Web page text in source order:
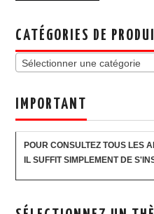
CATÉGORIES DE
Sélectionner une catégorie
IMPORTANT
POUR CONSULTEZ TOUS LES
IL SUFFIT SIMPLEMENT DE